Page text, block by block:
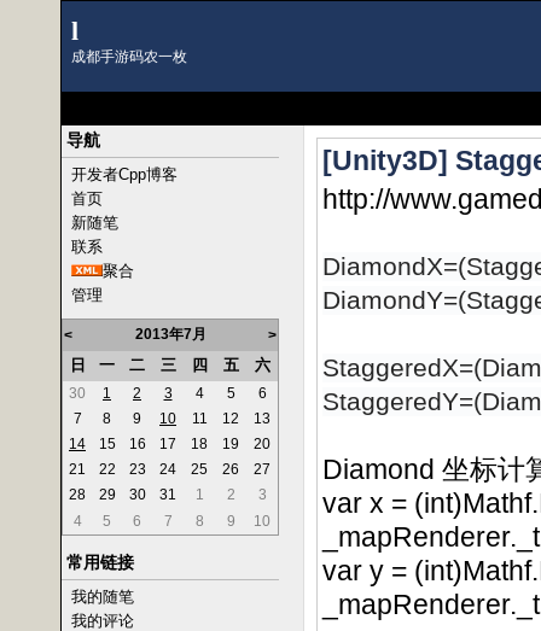
l
成都手游码农一枚
导航
开发者Cpp博客
首页
新随笔
联系
聚合
管理
< 2013年7月 >
日 一 二 三 四 五 六
30 1 2 3 4 5
6
7
8 9 10 11 12
13
14
15 16 17 18 19
20
21
22 23 24 25 26
27
28
29 30 31 1 2
3
4
5 6 7 8 9 10
常用链接
我的随笔
我的评论
[Unity3D]
http://
Diamond 坐标计
var x =
var y =